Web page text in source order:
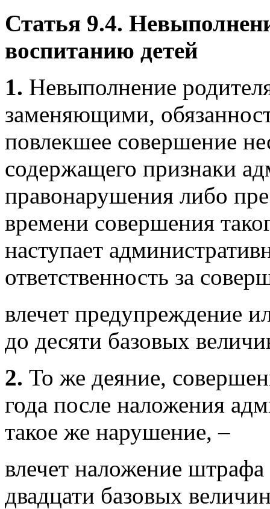
Статья 9.4.
воспитанию детей
1. Невыполнение
заменяющими,
повлекшее совершение
содержащего признаки
правонарушения либо
времени совершения
наступает
ответственность за
влечет предупреждение
до десяти базовых
2. То же деяние,
года после наложения
такое же нарушение, –
влечет наложение штрафа
двадцати базовых